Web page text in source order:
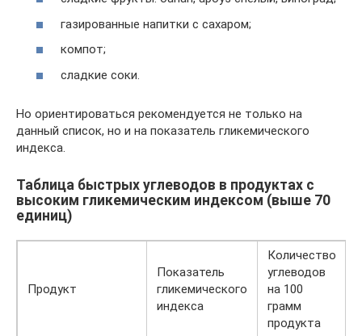
газированные напитки с сахаром;
компот;
сладкие соки.
Но ориентироваться рекомендуется не только на
данный список, но и на показатель гликемического
индекса.
Таблица быстрых углеводов в продуктах с
высоким гликемическим индексом (выше 70
единиц)
Продукт
Показатель
гликемического
индекса
Количество
углеводов
на 100
грамм
продукта